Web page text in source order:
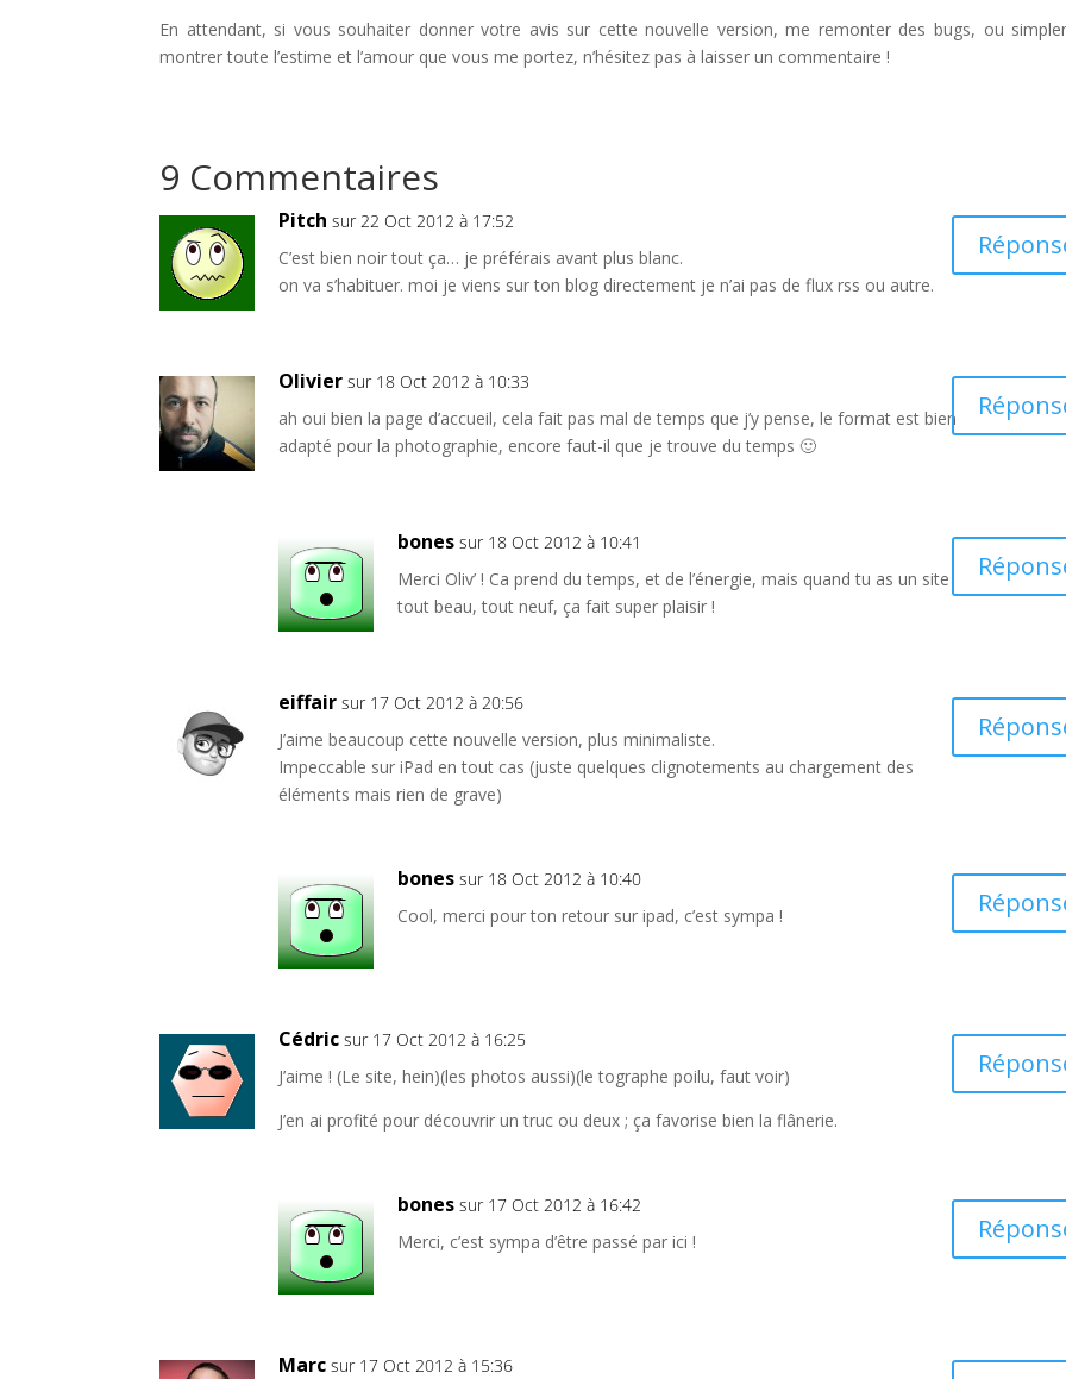
En attendant, si vous souhaiter donner votre avis sur cette nouvelle version, me remonter des bugs, ou
montrer toute l’estime et l’amour que vous me portez, n’hésitez pas à laisser un commentaire !
9 Commentaires
Pitch sur 22 Oct 2012 à 17:52
C’est bien noir tout ça… je préférais avant plus blanc.
on va s’habituer. moi je viens sur ton blog directement je n’ai pas de flux rss ou autre.
Olivier sur 18 Oct 2012 à 10:33
ah oui bien la page d’accueil, cela fait pas mal de temps que j’y pense, le format est bien
adapté pour la photographie, encore faut-il que je trouve du temps 🙂
bones sur 18 Oct 2012 à 10:41
Merci Oliv’ ! Ca prend du temps, et de l’énergie, mais quand tu as un site
tout beau, tout neuf, ça fait super plaisir !
eiffair sur 17 Oct 2012 à 20:56
J’aime beaucoup cette nouvelle version, plus minimaliste.
Impeccable sur iPad en tout cas (juste quelques clignotements au chargement des
éléments mais rien de grave)
bones sur 18 Oct 2012 à 10:40
Cool, merci pour ton retour sur ipad, c’est sympa !
Cédric sur 17 Oct 2012 à 16:25
J’aime ! (Le site, hein)(les photos aussi)(le tographe poilu, faut voir)
J’en ai profité pour découvrir un truc ou deux ; ça favorise bien la flânerie.
bones sur 17 Oct 2012 à 16:42
Merci, c’est sympa d’être passé par ici !
Marc sur 17 Oct 2012 à 15:36